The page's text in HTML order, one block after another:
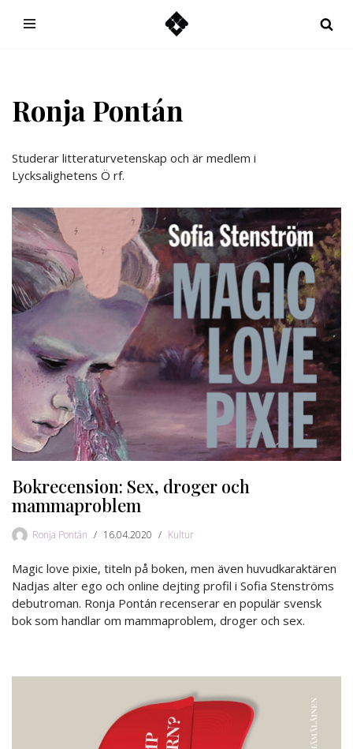
Ronja Pontán
Studerar litteraturvetenskap och är medlem i
Lycksalighetens Ö rf.
Bokrecension: Sex, droger och
mammaproblem
Ronja Pontán 16.04.2020 Kultur
Magic love pixie, titeln på boken, men även huvudkaraktären
Nadjas alter ego och online dejting profil i Sofia Stenströms
debutroman. Ronja Pontán recenserar en populär svensk
bok som handlar om mammaproblem, droger och sex.